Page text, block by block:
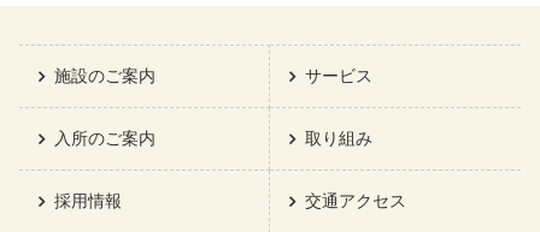
施設のご案内 サービス
入所のご案内 取り組み
採用情報 交通アクセス